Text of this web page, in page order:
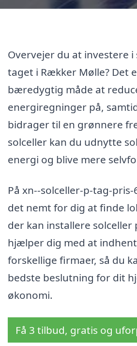
Overvejer du at investere i
taget i Rækker Mølle? Det
bæredygtig måde at
energiregninger på,
bidrager til en grønnere
solceller kan du udnytte
energi og blive mere
På xn--solceller-p-tag-
det nemt for dig at finde
der kan installere solceller
hjælper dig med at
forskellige firmaer, så du
bedste beslutning for dit
økonomi.
Få 3 tilbud, gratis og